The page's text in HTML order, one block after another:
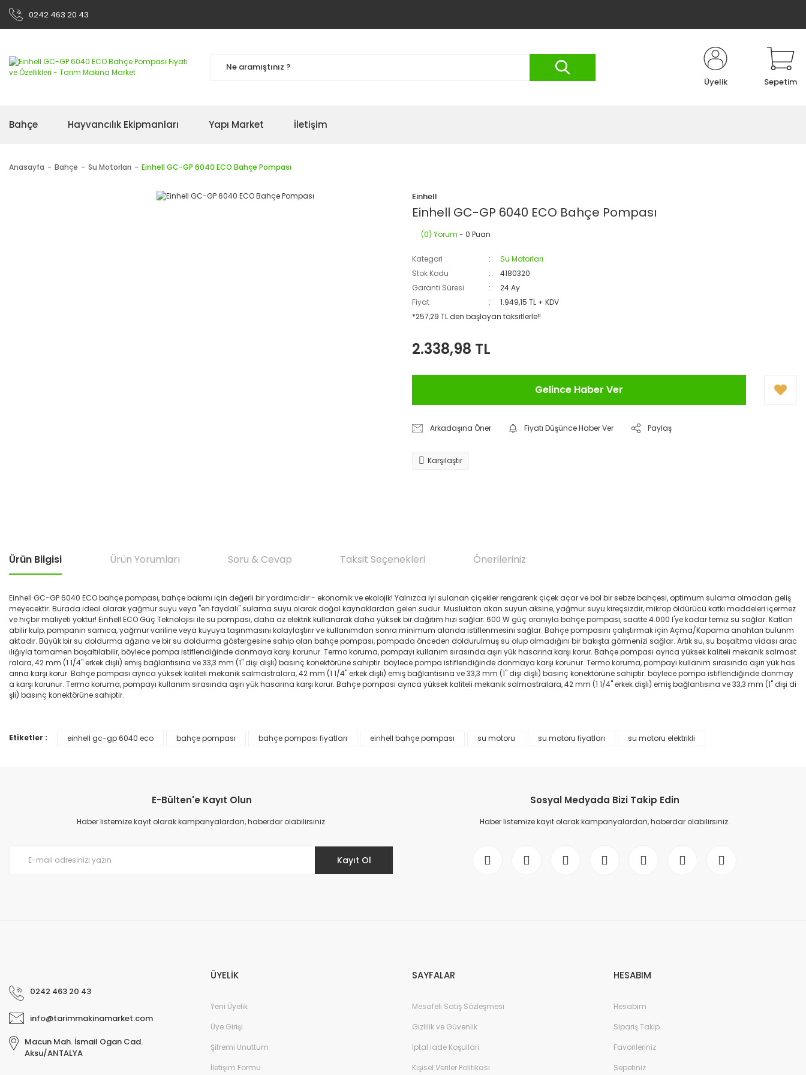
0242 463 20 43
Üyelik Sepetim
Bahçe Hayvancılık Ekipmanları Yapı Market İletişim
Anasayfa Bahçe Su Motorları Einhell GC-GP 6040 ECO Bahçe Pompası
Einhell
Einhell GC-GP 6040 ECO Bahçe Pompası
(0) Yorum - 0 Puan
Kategori
Su Motorları
Stok Kodu
4180320
Garanti Süresi
24 Ay
Fiyat
1.949,15 TL + KDV
*257,29 TL den başlayan taksitlerle!!
2.338,98 TL
Gelince Haber Ver
Arkadaşına Öner Fiyatı Düşünce Haber Ver Paylaş
Karşılaştır
Ürün Bilgisi Ürün Yorumları Soru & Cevap Taksit Seçenekleri Önerileriniz
Einhell GC-GP 6040 ECO bahçe pompası, bahçe bakımı için değerli bir yardımcıdır - ekonomik ve ekolojik! Yalnızca iyi sulanan çiçekler rengarenk çiçek açar ve bol bir sebze bahçesi, optimum sulama olmadan geliş
meyecektir. Burada ideal olarak yağmur suyu veya "en faydalı" sulama suyu olarak doğal kaynaklardan gelen sudur. Musluktan akan suyun aksine, yağmur suyu kireçsizdir, mikrop öldürücü katkı maddeleri içermez
ve hiçbir maliyeti yoktur! Einhell ECO Güç Teknolojisi ile su pompası, daha az elektrik kullanarak daha yüksek bir dağıtım hızı sağlar: 600 W güç oranıyla bahçe pompası, saatte 4.000 l'ye kadar temiz su sağlar. Katlan
abilir kulp, pompanın sarnıca, yağmur variline veya kuyuya taşınmasını kolaylaştırır ve kullanımdan sonra minimum alanda istiflenmesini sağlar. Bahçe pompasını çalıştırmak için Açma/Kapama anahtarı bulunm
aktadır. Büyük bir su doldurma ağzına ve bir su doldurma göstergesine sahip olan bahçe pompası, pompada önceden doldurulmuş su olup olmadığını bir bakışta görmenizi sağlar. Artık su, su boşaltma vidası arac
ılığıyla tamamen boşaltılabilir, böylece pompa istiflendiğinde donmaya karşı korunur. Termo koruma, pompayı kullanım sırasında aşırı yük hasarına karşı korur. Bahçe pompası ayrıca yüksek kaliteli mekanik salmast
ralara, 42 mm (1 1/4" erkek dişli) emiş bağlantısına ve 33,3 mm (1" dişi dişli) basınç konektörüne sahiptir. böylece pompa istiflendiğinde donmaya karşı korunur. Termo koruma, pompayı kullanım sırasında aşırı yük has
arına karşı korur. Bahçe pompası ayrıca yüksek kaliteli mekanik salmastralara, 42 mm (1 1/4" erkek dişli) emiş bağlantısına ve 33,3 mm (1" dişi dişli) basınç konektörüne sahiptir. böylece pompa istiflendiğinde donmay
a karşı korunur. Termo koruma, pompayı kullanım sırasında aşırı yük hasarına karşı korur. Bahçe pompası ayrıca yüksek kaliteli mekanik salmastralara, 42 mm (1 1/4" erkek dişli) emiş bağlantısına ve 33,3 mm (1" dişi di
şli) basınç konektörüne sahiptir.
Bu ürünün fiyat bilgisi, resim, ürün açıklamalarında ve diğer konularda yetersiz gördüğünüz noktaları öneri formunu kullanarak tarafımıza iletebilirsiniz.
Ürün açıklamasında eksik bilgiler bulunuyor.
Ürün bilgilerinde hatalar bulunuyor.
Etiketler : einhell gc-gp 6040 eco bahçe pompası bahçe pompası fiyatları einhell bahçe pompası su motoru su motoru fiyatları su motoru elektrikli
E-Bülten'e Kayıt Olun
Haber listemize kayıt olarak kampanyalardan, haberdar olabilirsiniz.
Kayıt Ol
Sosyal Medyada Bizi Takip Edin
Haber listemize kayıt olarak kampanyalardan, haberdar olabilirsiniz.
0242 463 20 43
info@tarimmakinamarket.com
Macun Mah. İsmail Ogan Cad.
Aksu/ANTALYA
ÜYELİK
Yeni Üyelik
Üye Girişi
Şifremi Unuttum
İletişim Formu
SAYFALAR
Mesafeli Satış Sözleşmesi
Gizlilik ve Güvenlik
İptal İade Koşullari
Kişisel Veriler Politikası
HESABIM
Hesabım
Sipariş Takip
Favorileriniz
Sepetiniz